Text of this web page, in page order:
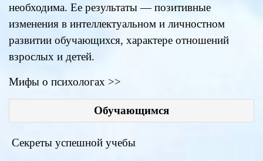
необходима. Ее результаты — позитивные
изменения в интеллектуальном и личностном
развитии обучающихся, характере отношений
взрослых и детей.
Мифы о психологах >>
Обучающимся
Секреты успешной учебы